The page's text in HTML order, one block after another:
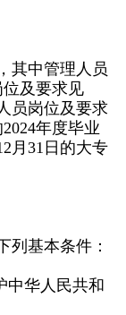
中管理人员
及要求见
员岗位及要求
年度毕业
月31日的大专
基本条件：
华人民共和